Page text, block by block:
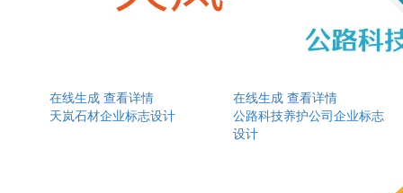
在线生成 查看详情
天岚石材企业标志设计
在线生成 查看详情
公路科技养护公司企业标志
设计